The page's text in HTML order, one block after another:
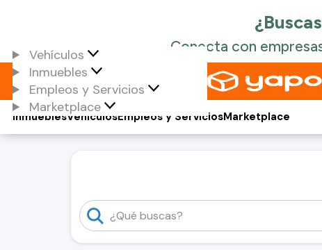
Vehículos
Inmuebles
Empleos y Servicios
Marketplace
Vehículos
Inmuebles Empleos y ServiciosMarketplace